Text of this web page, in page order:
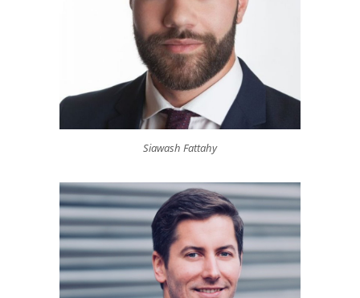
Siawash Fattahy